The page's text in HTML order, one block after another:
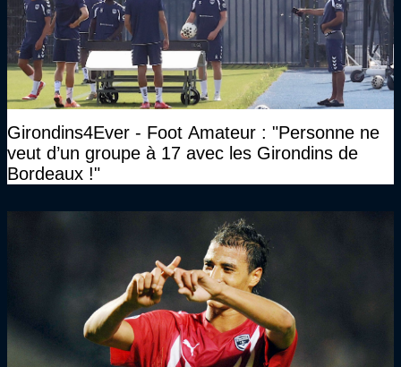
Girondins4Ever - Foot Amateur : "Personne ne
veut d’un groupe à 17 avec les Girondins de
Bordeaux !"